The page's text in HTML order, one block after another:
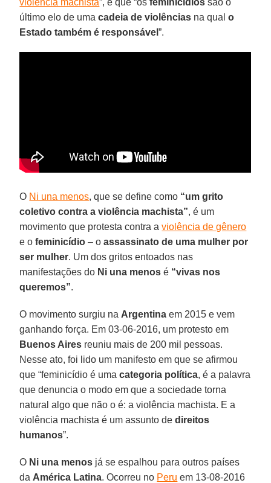
último elo de umacadeia de violências na qualo
Estado também é responsável”.
O Ni una menos, que se define como “um grito
coletivo contra a violência machista”, é um
movimento que protesta contra aviolência de gênero
e ofeminicídio – oassassinato de uma mulher por
ser mulher. Um dos gritos entoados nas
manifestações do Ni una menos é “vivas nos
queremos”.
O movimento surgiu na Argentina em 2015 e vem
ganhando força. Em 03-06-2016, um protesto em
Buenos Aires reuniu mais de 200 mil pessoas.
Nesse ato, foi lido um manifesto em que se afirmou
que “feminicídio é umacategoria política, é a palavra
que denuncia o modo em que a sociedade torna
natural algo que não o é: a violência machista. E a
violência machista é um assunto dedireitos
humanos”.
O Ni una menos já se espalhou para outros países
da América Latina. Ocorreu no Peru em 13-08-2016